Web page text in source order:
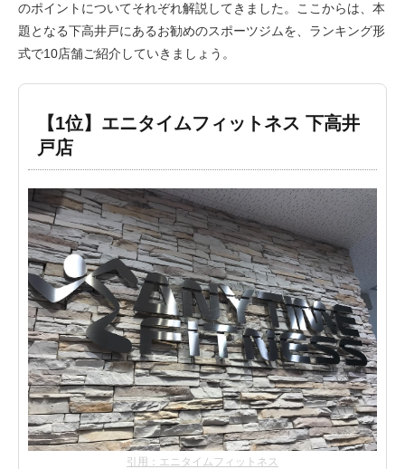
のポイントについてそれぞれ解説してきました。ここからは、本
題となる下高井戸にあるお勧めのスポーツジムを、ランキング形
式で10店舗ご紹介していきましょう。
【1位】エニタイムフィットネス 下高井
戸店
引用：エニタイムフィットネス